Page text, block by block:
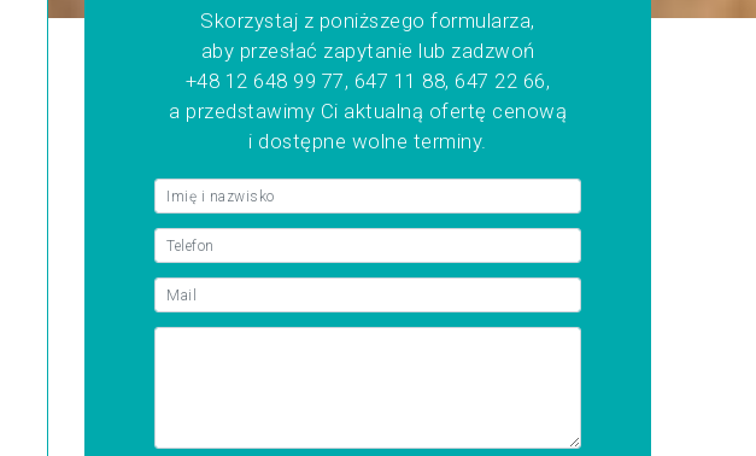
Skorzystaj z poniższego formularza,
aby przesłać zapytanie lub zadzwoń
+48 12 648 99 77, 647 11 88, 647 22 66,
a przedstawimy Ci aktualną ofertę cenową
i dostępne wolne terminy.